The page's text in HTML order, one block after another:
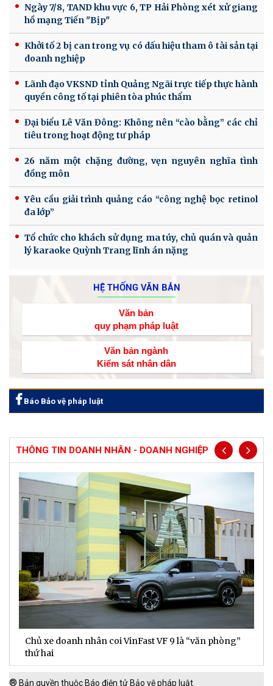
Ngày 7/8, TAND khu vực 6, TP Hải Phòng xét xử giang
hồ mạng Tiến "Bịp"
Khởi tố 2 bị can trong vụ có dấu hiệu tham ô tài sản tại
doanh nghiệp
Lãnh đạo VKSND tỉnh Quảng Ngãi trực tiếp thực hành
quyền công tố tại phiên tòa phúc thẩm
Đại biểu Lê Văn Đông: Không nên “cào bằng” các chỉ
tiêu trong hoạt động tư pháp
26 năm một chặng đường, vẹn nguyên nghĩa tình
đồng môn
Yêu cầu giải trình quảng cáo “công nghệ bọc retinol
đa lớp”
Tổ chức cho khách sử dụng ma túy, chủ quán và quản
lý karaoke Quỳnh Trang lĩnh án nặng
HỆ THỐNG VĂN BẢN
Văn bản
quy phạm pháp luật
Văn bản ngành
Kiểm sát nhân dân
Báo Bảo vệ pháp luật
THÔNG TIN DOANH NHÂN - DOANH NGHIỆP
Chủ xe doanh nhân coi VinFast VF 9 là “văn phòng”
thứ hai
® Bản quyền thuộc Báo điện tử Bảo vệ pháp luật